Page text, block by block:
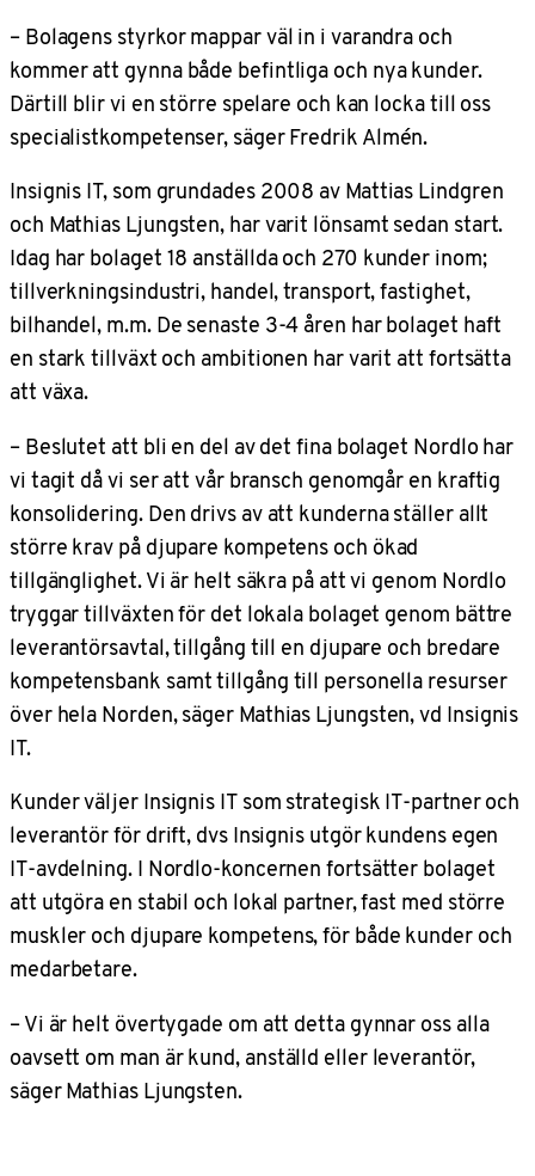
– Bolagens styrkor mappar väl in i varandra och
kommer att gynna både befintliga och nya kunder.
Därtill blir vi en större spelare och kan locka till oss
specialistkompetenser, säger Fredrik Almén.
Insignis IT, som grundades 2008 av Mattias Lindgren
och Mathias Ljungsten, har varit lönsamt sedan start.
Idag har bolaget 18 anställda och 270 kunder inom;
tillverkningsindustri, handel, transport, fastighet,
bilhandel, m.m. De senaste 3-4 åren har bolaget haft
en stark tillväxt och ambitionen har varit att fortsätta
att växa.
– Beslutet att bli en del av det fina bolaget Nordlo har
vi tagit då vi ser att vår bransch genomgår en kraftig
konsolidering. Den drivs av att kunderna ställer allt
större krav på djupare kompetens och ökad
tillgänglighet. Vi är helt säkra på att vi genom Nordlo
tryggar tillväxten för det lokala bolaget genom bättre
leverantörsavtal, tillgång till en djupare och bredare
kompetensbank samt tillgång till personella resurser
över hela Norden, säger Mathias Ljungsten, vd Insignis
IT.
Kunder väljer Insignis IT som strategisk IT-partner och
leverantör för drift, dvs Insignis utgör kundens egen
IT-avdelning. I Nordlo-koncernen fortsätter bolaget
att utgöra en stabil och lokal partner, fast med större
muskler och djupare kompetens, för både kunder och
medarbetare.
– Vi är helt övertygade om att detta gynnar oss alla
oavsett om man är kund, anställd eller leverantör,
säger Mathias Ljungsten.